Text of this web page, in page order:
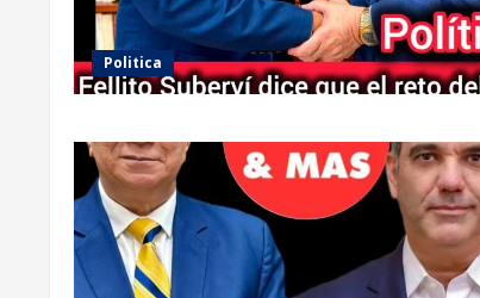
Politica